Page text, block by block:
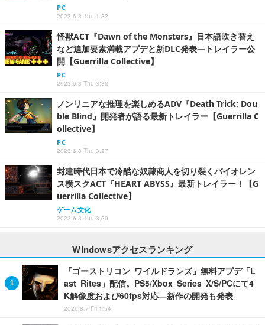
PC
2023.6.8 Thu 1:32
怪獣ACT『Dawn of the Monsters』日本語吹き替え
など追加要素満載アプデと新DLC発表―トレイラー公
開【Guerrilla Collective】
PC
2023.6.8 Thu 3:32
ノンリニアな推理を楽しめるADV『Death Trick: Dou
ble Blind』開発者が語る最新トレイラー【Guerrilla C
ollective】
PC
2023.6.8 Thu 3:27
封建時代日本で冷酷な奴隷商人を切り裂くバイオレン
ス横スクACT『HEART ABYSS』最新トレイラー！【G
uerrilla Collective】
ゲーム文化
2023.6.8 Thu 3:20
Windowsアクセスランキング
『ゴーストリコン ワイルドランズ』無料アプデ「L
ast Rites」配信。PS5/Xbox Series X/S/PCにて4
K解像度および60fps対応―新作の開発も発表
2026.8.7 Fri 1:54